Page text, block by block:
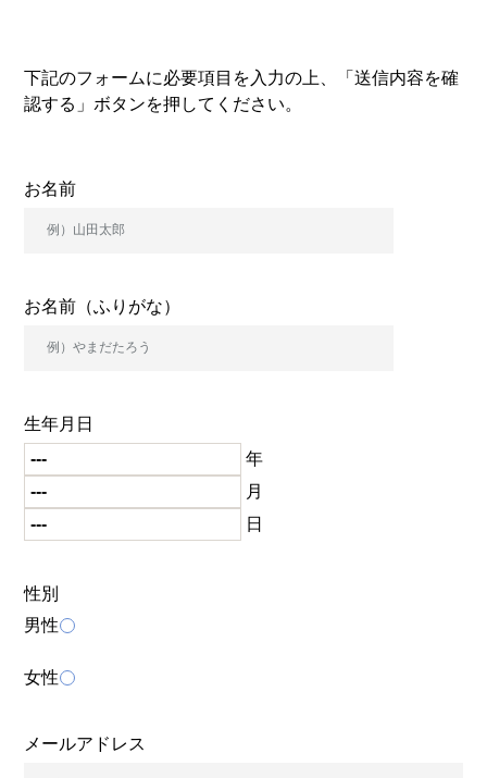
下記のフォームに必要項目を入力の上、「送信内容を確
認する」ボタンを押してください。
お名前
お名前（ふりがな）
生年月日
年
月
日
性別
男性
女性
メールアドレス